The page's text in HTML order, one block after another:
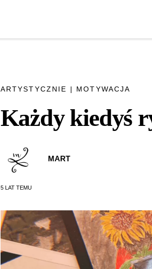
ARTYSTYCZNIE | MOTYWACJA
Każdy kiedyś
MART
5 LATTEMU